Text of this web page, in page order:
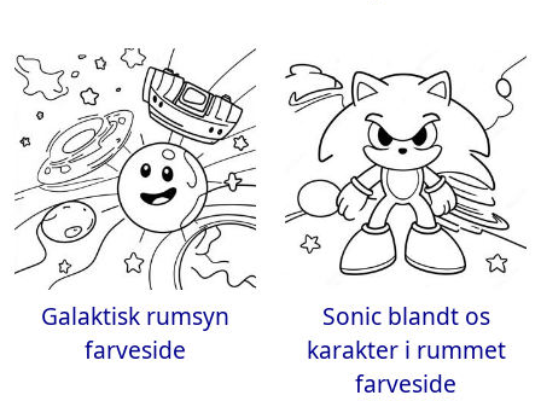
Galaktisk rumsyn
farveside
Sonic blandt os
karakter i rummet
farveside